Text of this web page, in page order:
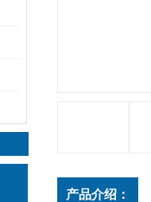
产品介绍：